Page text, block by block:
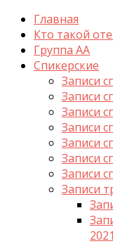
Главная
Кто такой
Группа АА
Спикерские
Записи
Записи
Записи
Записи
Записи
Записи
Записи
Записи
2021